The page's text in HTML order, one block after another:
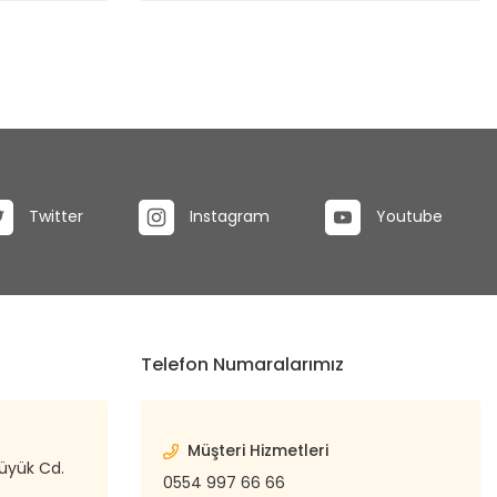
Twitter Instagram Youtube
Cd.
Telefon Numaralarımız
Müşteri Hizmetleri
0554 997 66 66